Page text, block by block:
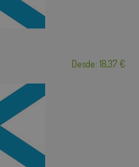
Desde: 18,37 €